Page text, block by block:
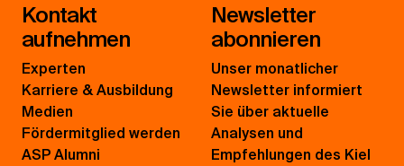
Kontakt
aufnehmen
Experten
Karriere & Ausbildung
Medien
Fördermitglied werden
ASP Alumni
Newsletter
abonnieren
Unser monatlicher
Newsletter informiert
Sie über aktuelle
Analysen und
Empfehlungen des Kiel